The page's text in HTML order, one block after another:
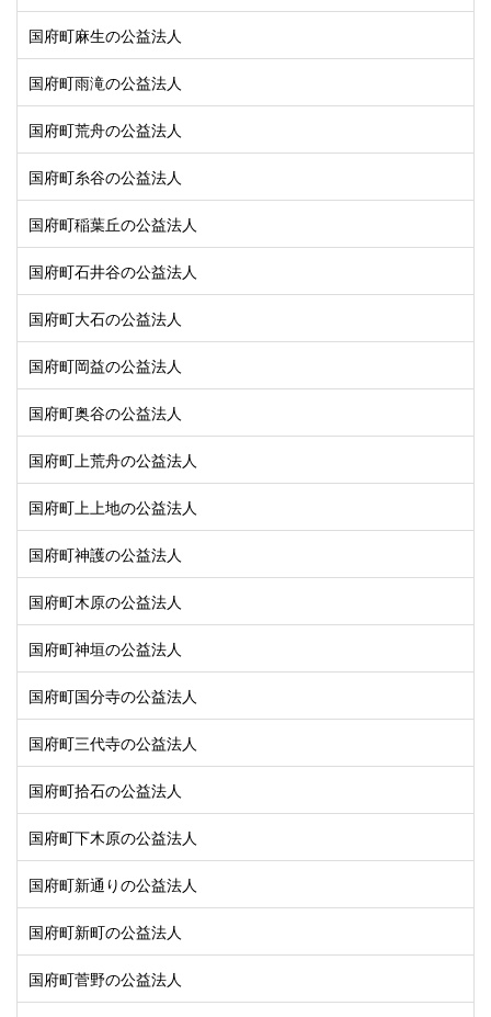
国府町麻生の公益法人
国府町雨滝の公益法人
国府町荒舟の公益法人
国府町糸谷の公益法人
国府町稲葉丘の公益法人
国府町石井谷の公益法人
国府町大石の公益法人
国府町岡益の公益法人
国府町奥谷の公益法人
国府町上荒舟の公益法人
国府町上上地の公益法人
国府町神護の公益法人
国府町木原の公益法人
国府町神垣の公益法人
国府町国分寺の公益法人
国府町三代寺の公益法人
国府町拾石の公益法人
国府町下木原の公益法人
国府町新通りの公益法人
国府町新町の公益法人
国府町菅野の公益法人